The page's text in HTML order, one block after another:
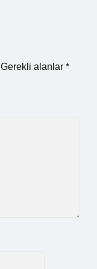
Gerekli alanlar *